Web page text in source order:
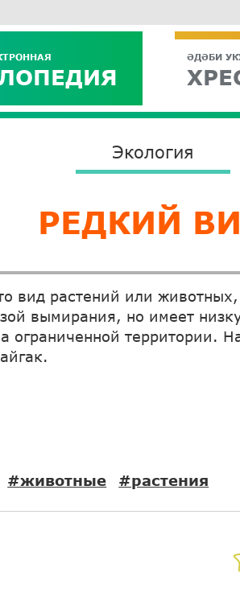
ӘДӘБИ
Экология
РЕДКИЙ
вид растений или
вымирания, но имеет
ограниченной территории.
#животные #растения